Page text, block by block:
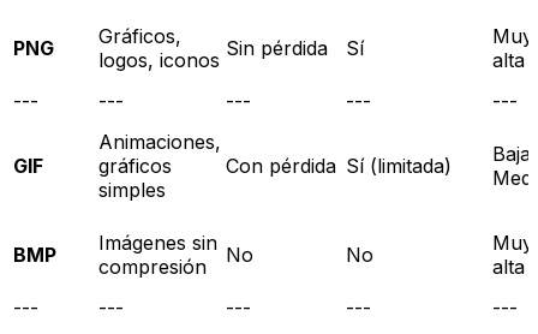
PNG
Gráficos,
logos, iconos Sin pérdida Sí
Muy
alta
---
--- --- --- ---
GIF
Animaciones,
gráficos
simples
Con pérdida Sí (limitada)
Baja-
BMP
Imágenes sin
compresión
No No
Muy
alta
---
--- --- --- ---